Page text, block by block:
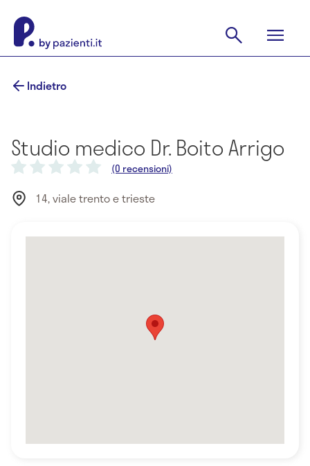
Indietro
Studio medico Dr. Boito Arrigo
(0 recensioni)
14, viale trento e trieste